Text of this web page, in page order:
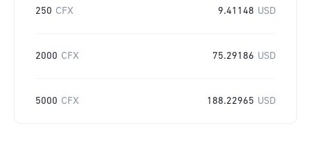
250 CFX 9.41148 USD
2000 CFX 75.29186 USD
5000 CFX 188.22965 USD